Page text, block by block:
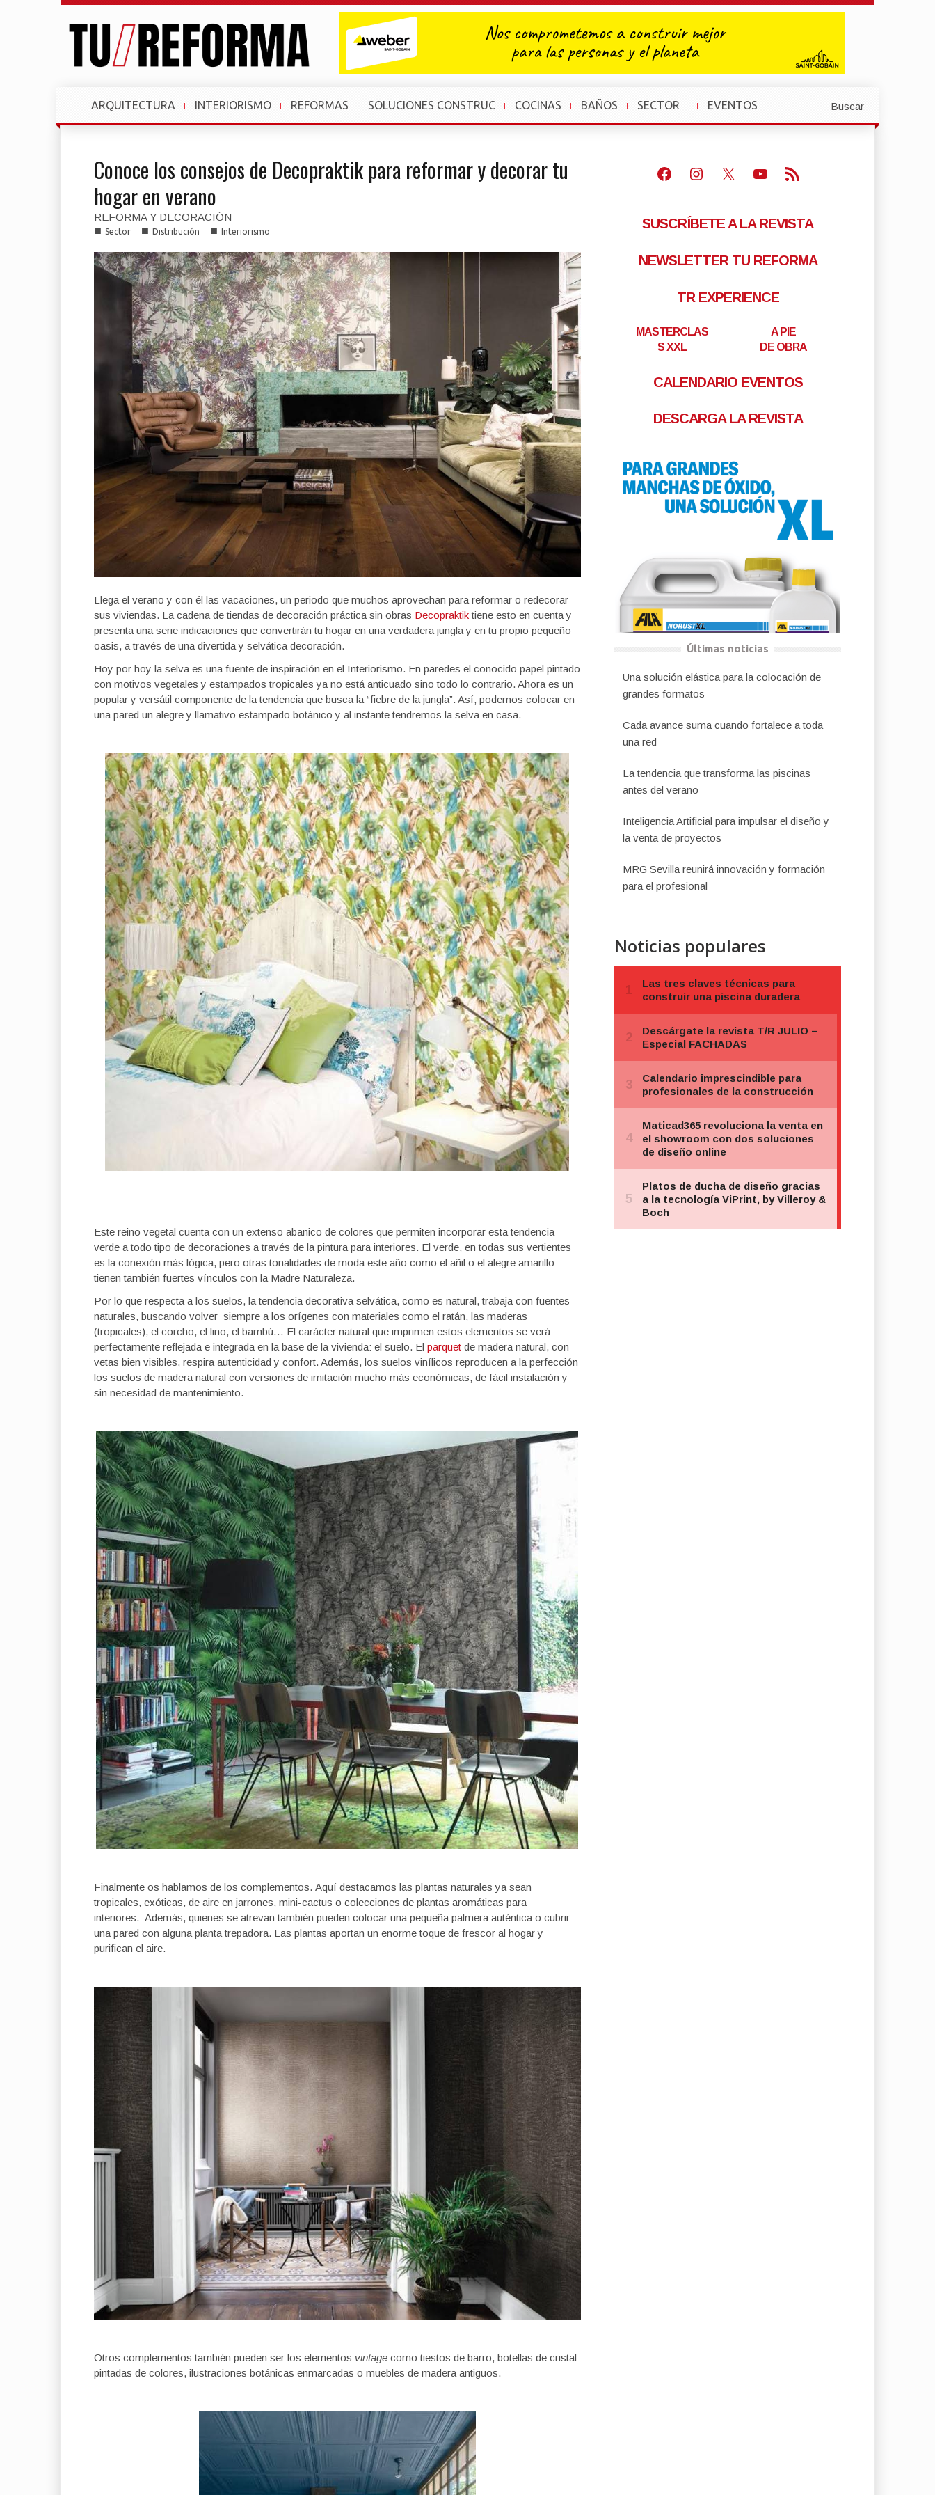
ARQUITECTURA INTERIORISMO REFORMAS SOLUCIONES CONSTRUC COCINAS BAÑOS
SECTOR
»
EVENTOS
»
Buscar
Conoce los consejos de Decopraktik para reformar y decorar tu
hogar en verano
REFORMA Y DECORACIÓN
■ Sector ■ Distribución ■ Interiorismo
Llega el verano y con él las vacaciones, un periodo que muchos aprovechan para reformar o redecorar
sus viviendas. La cadena de tiendas de decoración práctica sin obras Decopraktiktiene esto en cuenta y
presenta una serie indicaciones que convertirán tu hogar en una verdadera jungla y en tu propio pequeño
oasis, a través de una divertida y selvática decoración.
Hoy por hoy la selva es una fuente de inspiración en el Interiorismo. En paredes el conocido papel pintado
con motivos vegetales y estampados tropicales ya no está anticuado sino todo lo contrario. Ahora es un
popular y versátil componente de la tendencia que busca la “fiebre de la jungla”. Así, podemos colocar en
una pared un alegre y llamativo estampado botánico y al instante tendremos la selva en casa.
Este reino vegetal cuenta con un extenso abanico de colores que permiten incorporar esta tendencia
verde a todo tipo de decoraciones a través de la pintura para interiores. El verde, en todas sus vertientes
es la conexión más lógica, pero otras tonalidades de moda este año como el añil o el alegre amarillo
tienen también fuertes vínculos con la Madre Naturaleza.
Por lo que respecta a los suelos, la tendencia decorativa selvática, como es natural, trabaja con fuentes
naturales, buscando volver siempre a los orígenes con materiales como el ratán, las maderas
(tropicales), el corcho, el lino, el bambú… El carácter natural que imprimen estos elementos se verá
perfectamente reflejada e integrada en la base de la vivienda: el suelo. El parquet de madera natural, con
vetas bien visibles, respira autenticidad y confort. Además, los suelos vinílicos reproducen a la perfección
los suelos de madera natural con versiones de imitación mucho más económicas, de fácil instalación y
sin necesidad de mantenimiento.
Finalmente os hablamos de los complementos. Aquí destacamos las plantas naturales ya sean
tropicales, exóticas, de aire en jarrones, mini-cactus o colecciones de plantas aromáticas para
interiores. Además, quienes se atrevan también pueden colocar una pequeña palmera auténtica o cubrir
una pared con alguna planta trepadora. Las plantas aportan un enorme toque de frescor al hogar y
purifican el aire.
Otros complementos también pueden ser los elementos vintage como tiestos de barro, botellas de cristal
pintadas de colores, ilustraciones botánicas enmarcadas o muebles de madera antiguos.
Facebook
Instagram
X Youtube
Feed RSS
SUSCRÍBETE A LA REVISTA
NEWSLETTER TU REFORMA
TR EXPERIENCE
MASTERCLAS
S XXL
A PIE
DE OBRA
CALENDARIO EVENTOS
DESCARGA LA REVISTA
Últimas noticias
Una solución elástica para la colocación de
grandes formatos
Cada avance suma cuando fortalece a toda
una red
La tendencia que transforma las piscinas
antes del verano
Inteligencia Artificial para impulsar el diseño y
la venta de proyectos
MRG Sevilla reunirá innovación y formación
para el profesional
Noticias populares